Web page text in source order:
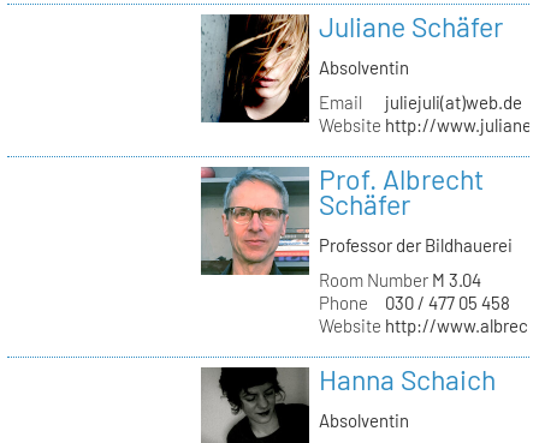
Juliane Schäfer
Absolventin
Email
juliejuli(at)web.de
Website http://
Prof. Albrecht
Schäfer
Professor der Bildhauerei
Room NumberM 3.04
Phone
030 / 477 05 458
Website http://
Hanna Schaich
Absolventin